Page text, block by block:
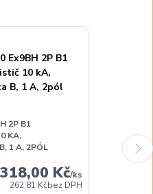
2P B1
KA,
1 A, 2PÓL
318,00 Kč/ks
262,81 Kčbez DPH
INSTALAČNÍ